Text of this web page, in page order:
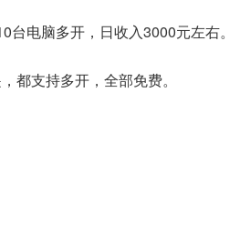
电脑多开，日收入3000元左右。
都支持多开，全部免费。